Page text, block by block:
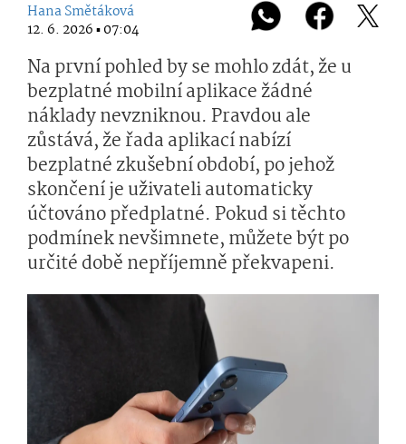
Hana Smětáková
12. 6. 2026 ▪ 07:04
Na první pohled by se mohlo zdát, že u
bezplatné mobilní aplikace žádné
náklady nevzniknou. Pravdou ale
zůstává, že řada aplikací nabízí
bezplatné zkušební období, po jehož
skončení je uživateli automaticky
účtováno předplatné. Pokud si těchto
podmínek nevšimnete, můžete být po
určité době nepříjemně překvapeni.